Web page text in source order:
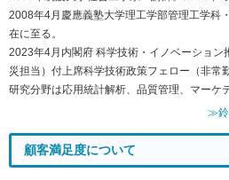
2008年4月慶應義塾大学理工学部管理工学科
在に至る。
2023年4月内閣府 科学技術・イノベーション
災担当）付上席科学技術政策フェロー（非常勤
研究分野は応用統計解析、品質管理、マーケ
≫鈴
顧客満足度について